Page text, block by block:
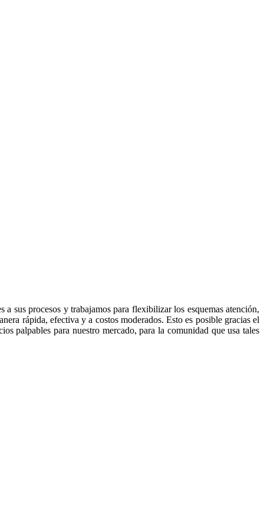
sus procesos y trabajamos para flexibilizar los esquemas atención,
rápida, efectiva y a costos moderados. Esto es posible gracias el
palpables para nuestro mercado, para la comunidad que usa tales